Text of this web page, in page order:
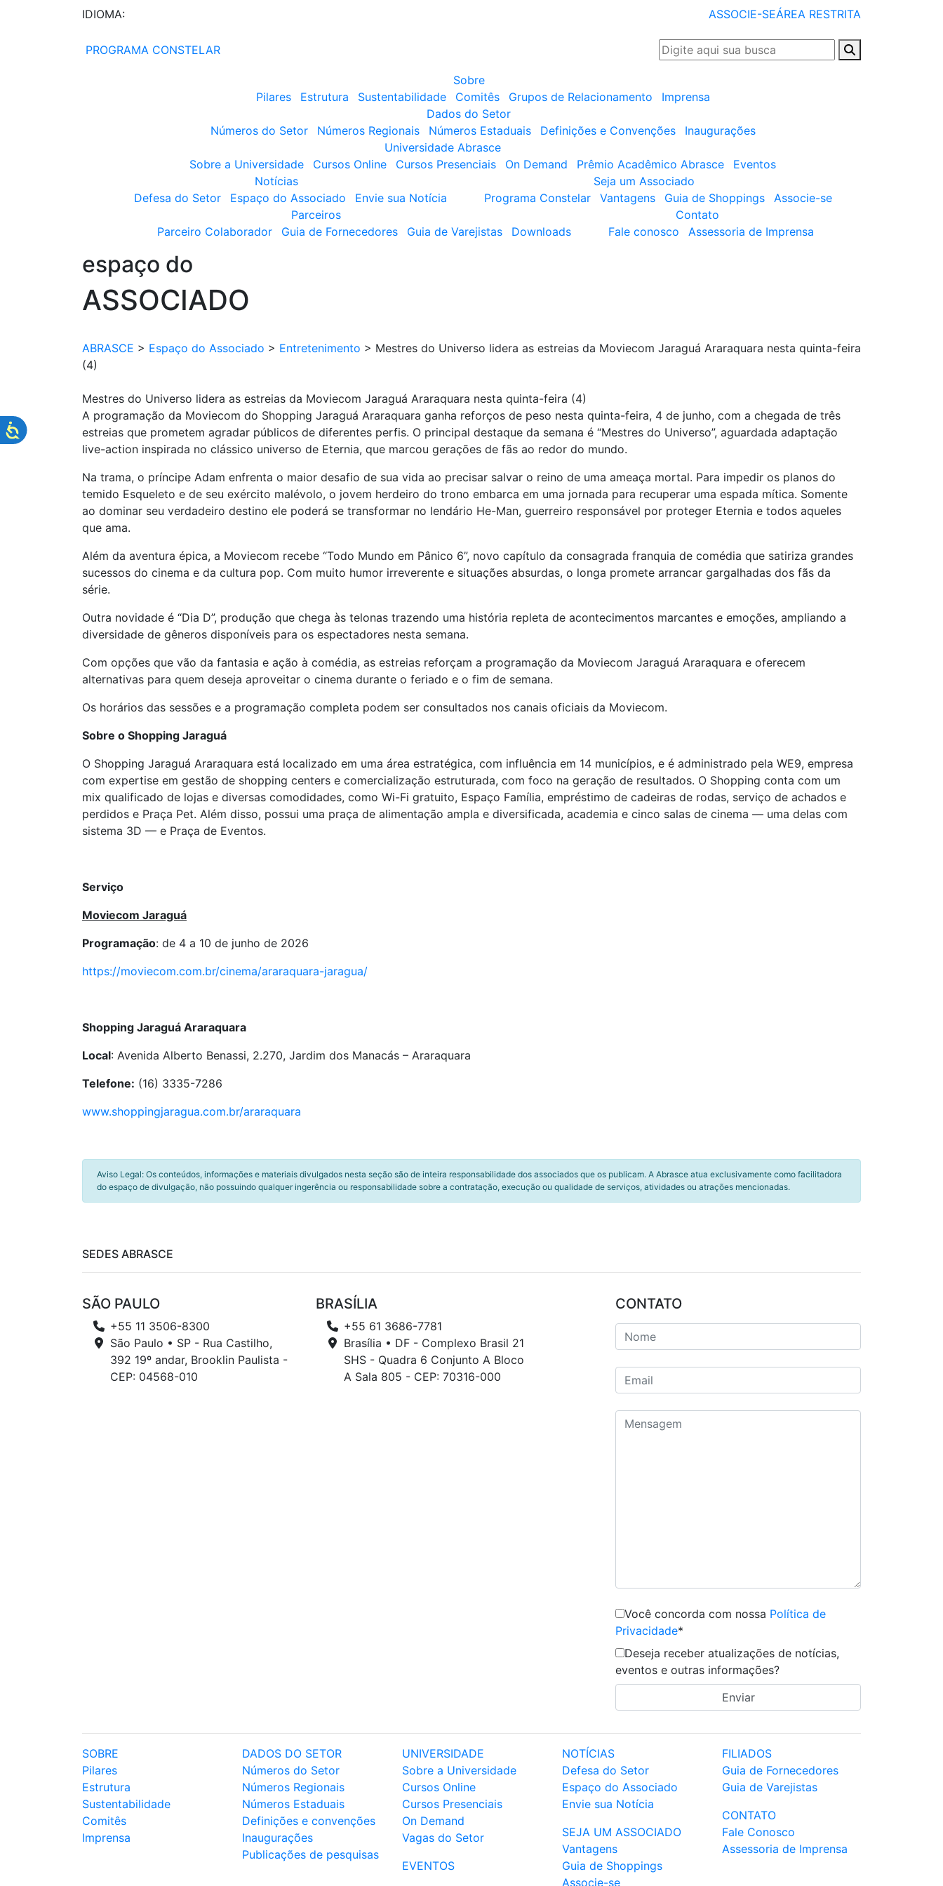
IDIOMA: ASSOCIE-SEÁREA RESTRITA
PROGRAMA CONSTELAR
Sobre
Pilares
Estrutura Sustentabilidade Comitês Grupos de Relacionamento
Imprensa
Dados do Setor
Números do Setor
Números Regionais Números Estaduais Definições e Convenções
Inaugurações
Universidade Abrasce
Sobre a Universidade
Cursos Online Cursos Presenciais On Demand Prêmio Acadêmico Abrasce
Eventos
Notícias
Defesa do Setor
Espaço do Associado Envie sua Notícia
Seja um Associado
Programa Constelar
Vantagens Guia de Shoppings
Associe-se
Parceiros
Parceiro Colaborador
Guia de Fornecedores Guia de Varejistas Downloads
Contato
Fale conosco
Assessoria de Imprensa
espaço do
ASSOCIADO
ABRASCE > Espaço do Associado > Entretenimento > Mestres do Universo lidera as estreias da Moviecom Jaraguá Araraquara nesta quinta-feira
(4)
Mestres do Universo lidera as estreias da Moviecom Jaraguá Araraquara nesta quinta-feira (4)
A programação da Moviecom do Shopping Jaraguá Araraquara ganha reforços de peso nesta quinta-feira, 4 de junho, com a chegada de três
estreias que prometem agradar públicos de diferentes perfis. O principal destaque da semana é “Mestres do Universo”, aguardada adaptação
live-action inspirada no clássico universo de Eternia, que marcou gerações de fãs ao redor do mundo.
Na trama, o príncipe Adam enfrenta o maior desafio de sua vida ao precisar salvar o reino de uma ameaça mortal. Para impedir os planos do
temido Esqueleto e de seu exército malévolo, o jovem herdeiro do trono embarca em uma jornada para recuperar uma espada mítica. Somente
ao dominar seu verdadeiro destino ele poderá se transformar no lendário He-Man, guerreiro responsável por proteger Eternia e todos aqueles
que ama.
Além da aventura épica, a Moviecom recebe “Todo Mundo em Pânico 6”, novo capítulo da consagrada franquia de comédia que satiriza grandes
sucessos do cinema e da cultura pop. Com muito humor irreverente e situações absurdas, o longa promete arrancar gargalhadas dos fãs da
série.
Outra novidade é “Dia D”, produção que chega às telonas trazendo uma história repleta de acontecimentos marcantes e emoções, ampliando a
diversidade de gêneros disponíveis para os espectadores nesta semana.
Com opções que vão da fantasia e ação à comédia, as estreias reforçam a programação da Moviecom Jaraguá Araraquara e oferecem
alternativas para quem deseja aproveitar o cinema durante o feriado e o fim de semana.
Os horários das sessões e a programação completa podem ser consultados nos canais oficiais da Moviecom.
Sobre o Shopping Jaraguá
O Shopping Jaraguá Araraquara está localizado em uma área estratégica, com influência em 14 municípios, e é administrado pela WE9, empresa
com expertise em gestão de shopping centers e comercialização estruturada, com foco na geração de resultados. O Shopping conta com um
mix qualificado de lojas e diversas comodidades, como Wi-Fi gratuito, Espaço Família, empréstimo de cadeiras de rodas, serviço de achados e
perdidos e Praça Pet. Além disso, possui uma praça de alimentação ampla e diversificada, academia e cinco salas de cinema — uma delas com
sistema 3D — e Praça de Eventos.
Serviço
Moviecom Jaraguá
Programação: de 4 a 10 de junho de 2026
https://moviecom.com.br/cinema/araraquara-jaragua/
Shopping Jaraguá Araraquara
Local: Avenida Alberto Benassi, 2.270, Jardim dos Manacás – Araraquara
Telefone: (16) 3335-7286
www.shoppingjaragua.com.br/araraquara
Aviso Legal: Os conteúdos, informações e materiais divulgados nesta seção são de inteira responsabilidade dos associados que os publicam. A Abrasce atua exclusivamente como facilitadora
do espaço de divulgação, não possuindo qualquer ingerência ou responsabilidade sobre a contratação, execução ou qualidade de serviços, atividades ou atrações mencionadas.
SEDES ABRASCE
SÃO PAULO
+55 11 3506-8300
São Paulo • SP - Rua Castilho,
392 19º andar, Brooklin Paulista -
CEP: 04568-010
BRASÍLIA
+55 61 3686-7781
Brasília • DF - Complexo Brasil 21
SHS - Quadra 6 Conjunto A Bloco
A Sala 805 - CEP: 70316-000
CONTATO
Você concorda com nossa Política de
Privacidade*
Deseja receber atualizações de notícias,
eventos e outras informações?
SOBRE
Pilares
Estrutura
Sustentabilidade
Comitês
Imprensa
DADOS DO SETOR
Números do Setor
Números Regionais
Números Estaduais
Definições e convenções
Inaugurações
Publicações de pesquisas
UNIVERSIDADE
Sobre a Universidade
Cursos Online
Cursos Presenciais
On Demand
Vagas do Setor
EVENTOS
NOTÍCIAS
Defesa do Setor
Espaço do Associado
Envie sua Notícia
SEJA UM ASSOCIADO
Vantagens
Guia de Shoppings
Associe-se
FILIADOS
Guia de Fornecedores
Guia de Varejistas
CONTATO
Fale Conosco
Assessoria de Imprensa